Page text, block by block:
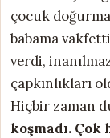
çocuk
babama
verdi,
çapkınlıkları
Hiçbir zaman
koşmadı. Çok